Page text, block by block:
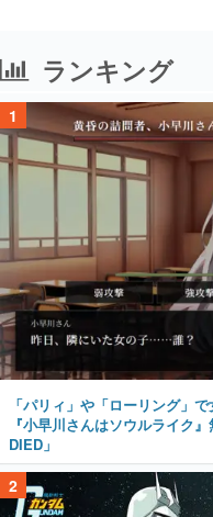
ランキング
1
「パリィ」や「ローリング」
『小早川さんはソウルライク
DIED」
2